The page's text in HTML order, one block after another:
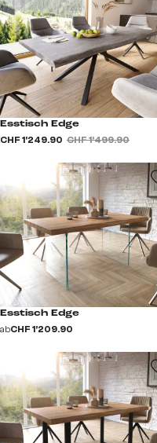
Esstisch Edge
CHF 1’249.90 CHF 1’499.90
Esstisch Edge
abCHF 1’209.90